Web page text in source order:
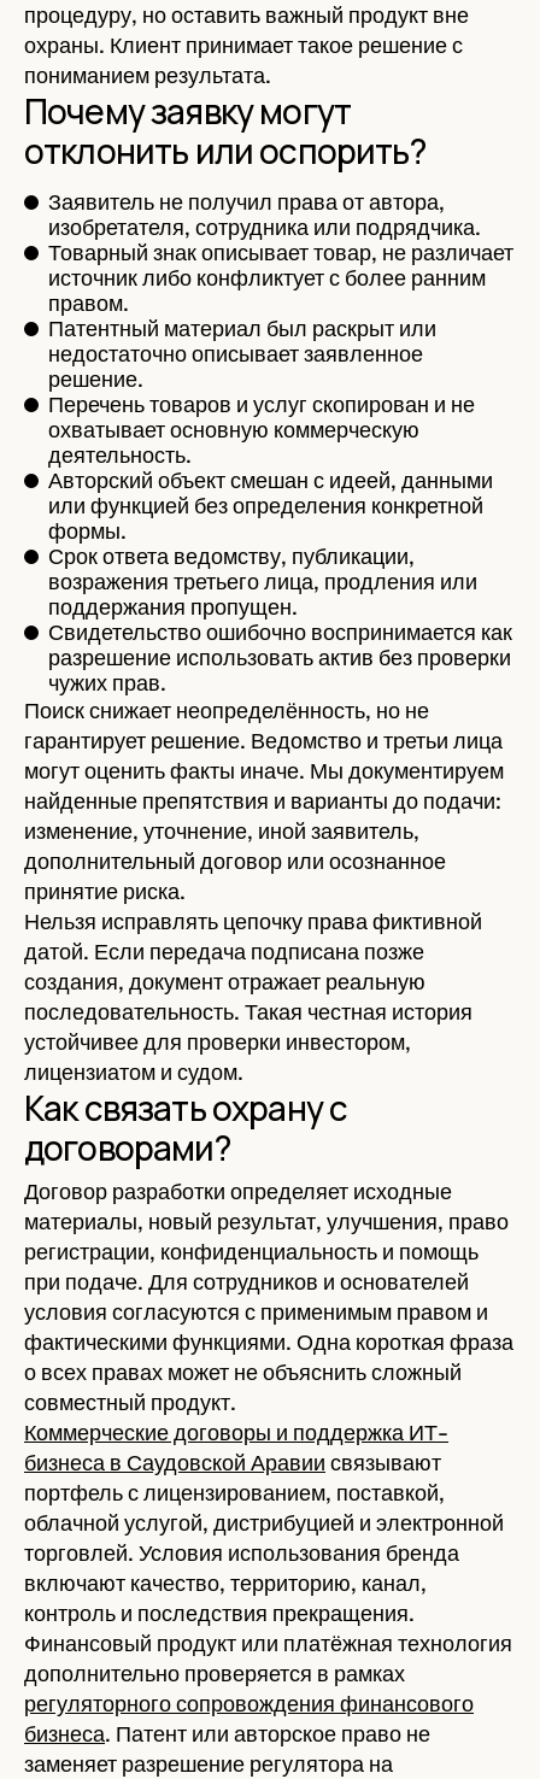
процедуру, но оставить важный продукт вне
охраны. Клиент принимает такое решение с
пониманием результата.
Почему заявку могут
отклонить или оспорить?
Заявитель не получил права от автора,
изобретателя, сотрудника или подрядчика.
Товарный знак описывает товар, не различает
источник либо конфликтует с более ранним
правом.
Патентный материал был раскрыт или
недостаточно описывает заявленное
решение.
Перечень товаров и услуг скопирован и не
охватывает основную коммерческую
деятельность.
Авторский объект смешан с идеей, данными
или функцией без определения конкретной
формы.
Срок ответа ведомству, публикации,
возражения третьего лица, продления или
поддержания пропущен.
Свидетельство ошибочно воспринимается как
разрешение использовать актив без проверки
чужих прав.
Поиск снижает неопределённость, но не
гарантирует решение. Ведомство и третьи лица
могут оценить факты иначе. Мы документируем
найденные препятствия и варианты до подачи:
изменение, уточнение, иной заявитель,
дополнительный договор или осознанное
принятие риска.
Нельзя исправлять цепочку права фиктивной
датой. Если передача подписана позже
создания, документ отражает реальную
последовательность. Такая честная история
устойчивее для проверки инвестором,
лицензиатом и судом.
Как связать охрану с
договорами?
Договор разработки определяет исходные
материалы, новый результат, улучшения, право
регистрации, конфиденциальность и помощь
при подаче. Для сотрудников и основателей
условия согласуются с применимым правом и
фактическими функциями. Одна короткая фраза
о всех правах может не объяснить сложный
совместный продукт.
Коммерческие договоры и поддержка ИТ-
бизнеса в Саудовской Аравии связывают
портфель с лицензированием, поставкой,
облачной услугой, дистрибуцией и электронной
торговлей. Условия использования бренда
включают качество, территорию, канал,
контроль и последствия прекращения.
Финансовый продукт или платёжная технология
дополнительно проверяется в рамках
регуляторного сопровождения финансового
бизнеса. Патент или авторское право не
заменяет разрешение регулятора на